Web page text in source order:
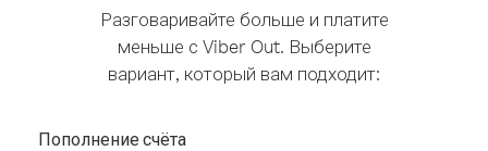
Разговаривайте больше и платите
меньше с Viber Out. Выберите
вариант, который вам подходит:
Пополнение счёта